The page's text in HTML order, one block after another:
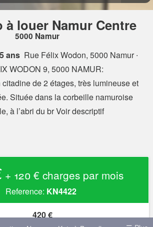
à louer Namur Centre
5000 Namur
ans Rue Félix Wodon, 5000 Namur∙
WODON 9, 5000 NAMUR:
de 2 étages, très lumineuse et
Située dans la corbeille namuroise
à l’abri du br Voir descriptif
+ 120 € charges par mois
Reference: KN4422
420 €